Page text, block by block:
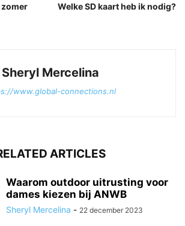
zomer
Welke SD kaart heb ik nodig?
Sheryl Mercelina
www.global-connections.nl
ARTICLES
Waarom outdoor uitrusting voor
dames kiezen bij ANWB
Sheryl Mercelina - 22 december 2023